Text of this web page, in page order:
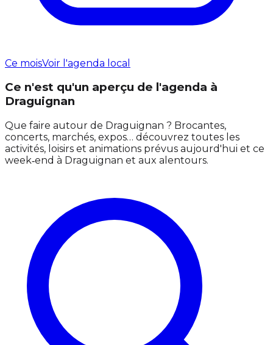
Ce moisVoir l'agenda local
Ce n'est qu'un aperçu de l'agenda à
Draguignan
Que faire autour de Draguignan ? Brocantes,
concerts, marchés, expos… découvrez toutes les
activités, loisirs et animations prévus aujourd'hui et ce
week‑end à Draguignan et aux alentours.